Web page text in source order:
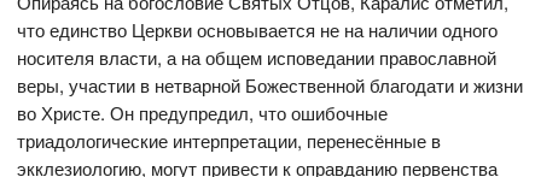
что единство Церкви основывается не на наличии одного
носителя власти, а на общем исповедании православной
веры, участии в нетварной Божественной благодати и жизни
во Христе. Он предупредил, что ошибочные
триадологические интерпретации, перенесённые в
экклезиологию, могут привести к оправданию первенства